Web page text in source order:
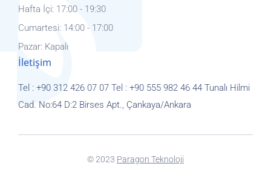
Hafta İçi: 17:00 - 19:30
Cumartesi: 14:00 - 17:00
Pazar: Kapalı
İletişim
Tel : +90 312 426 07 07 Tel : +90 555 982 46 44 Tunalı Hilmi
Cad. No:64 D:2 Birses Apt., Çankaya/Ankara
© 2023 Paragon Teknoloji